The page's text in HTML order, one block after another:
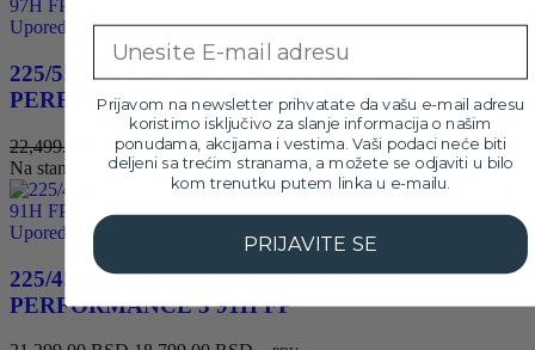
17,499.00 RSD.
Uporedite
225/55 R17 GOODYEAR ULTRAGRIP
PERFORMANCE 3 97H FP
22,499.00 RSDOriginalna
cena
bila:
20,299.00RSDTrenutna
cena
je:
20,299.00 RSD.
sa PDV-om
Na stanju
Uporedite
225/45 R17 GOODYEAR ULTRAGRIP
PERFORMANCE 3 91H FP
Prijavom na newsletter prihvatate da vašu e-mail adresu
koristimo isključivo za slanje informacija o našim
ponudama, akcijama i vestima. Vaši podaci neće biti
deljeni sa trećim stranama, a možete se odjaviti u bilo
kom trenutku putem linka u e-mailu.
PRIJAVITE SE